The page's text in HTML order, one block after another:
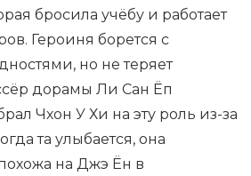
бросила учёбу и работает
Героиня борется с
но не теряет
дорамы Ли Сан Ёп
Чхон У Хи на эту роль из-за
та улыбается, она
на Джэ Ён в